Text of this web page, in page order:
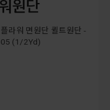
원단
라워 면원단 퀼트원단 -
(1/2Yd)